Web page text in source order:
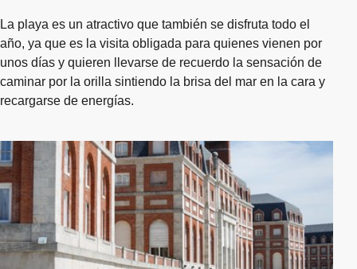
La playa es un atractivo que también se disfruta todo el
año, ya que es la visita obligada para quienes vienen por
unos días y quieren llevarse de recuerdo la sensación de
caminar por la orilla sintiendo la brisa del mar en la cara y
recargarse de energías.